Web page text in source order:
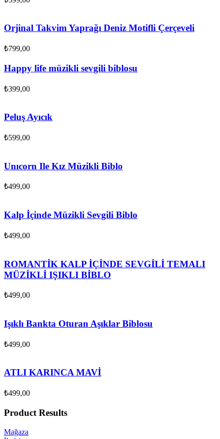
Orjinal Takvim Yaprağı Deniz Motifli Çerçeveli
₺799,00
Happy life müzikli sevgili biblosu
₺399,00
Peluş Ayıcık
₺599,00
Unıcorn Ile Kız Müzikli Biblo
₺499,00
Kalp İçinde Müzikli Sevgili Biblo
₺499,00
ROMANTİK KALP İÇİNDE SEVGİLİ TEMALI
MÜZİKLİ IŞIKLI BİBLO
₺499,00
Işıklı Bankta Oturan Aşıklar Biblosu
₺499,00
ATLI KARINCA MAVİ
₺499,00
Product Results
Mağaza